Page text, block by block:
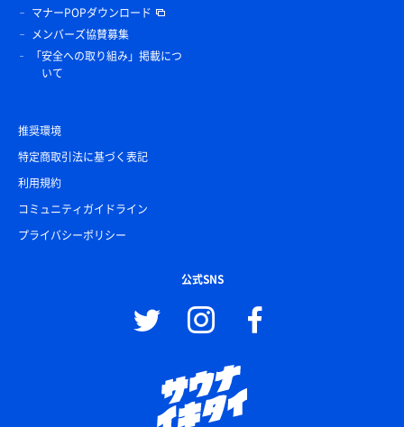
マナーPOPダウンロード
メンバーズ協賛募集
「安全への取り組み」掲載につ
いて
推奨環境
特定商取引法に基づく表記
利用規約
コミュニティガイドライン
プライバシーポリシー
公式SNS